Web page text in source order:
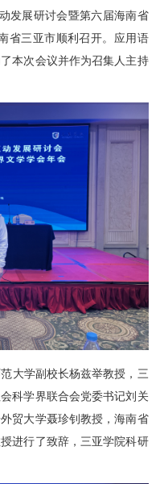
发展研讨会暨第六届海南省
省三亚市顺利召开。应用语
本次会议并作为召集人主持
学副校长杨兹举教授，三
科学界联合会党委书记刘关
贸大学聂珍钊教授，海南省
进行了致辞，三亚学院科研